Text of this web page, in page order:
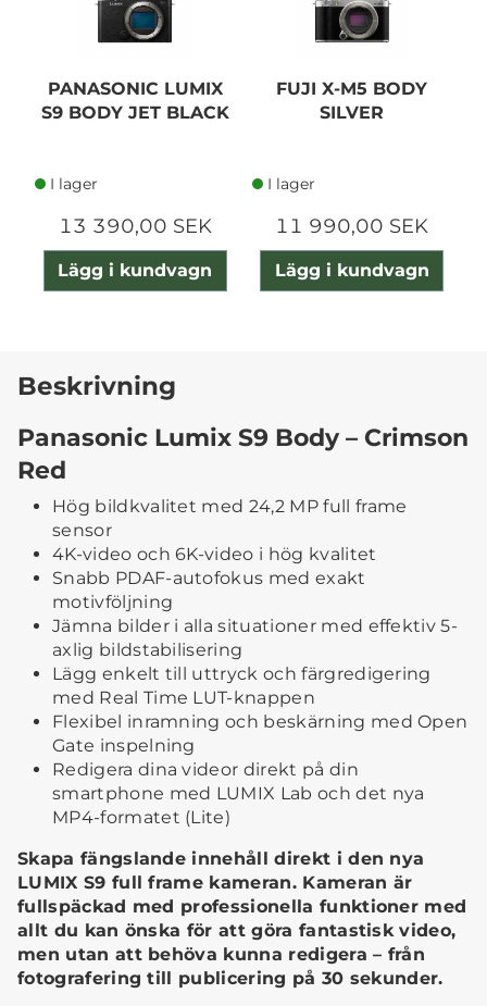
PANASONIC LUMIX
S9 BODY JET BLACK
I lager
13 390,00 SEK
Lägg i kundvagn
FUJI X-M5 BODY
SILVER
I lager
11 990,00 SEK
Lägg i kundvagn
Beskrivning
Panasonic Lumix S9 Body – Crimson
Red
Hög bildkvalitet med 24,2 MP full frame
sensor
4K-video och 6K-video i hög kvalitet
Snabb PDAF-autofokus med exakt
motivföljning
Jämna bilder i alla situationer med effektiv 5-
axlig bildstabilisering
Lägg enkelt till uttryck och färgredigering
med Real Time LUT-knappen
Flexibel inramning och beskärning med Open
Gate inspelning
Redigera dina videor direkt på din
smartphone med LUMIX Lab och det nya
MP4-formatet (Lite)
Skapa fängslande innehåll direkt i den nya
LUMIX S9 full frame kameran. Kameran är
fullspäckad med professionella funktioner med
allt du kan önska för att göra fantastisk video,
men utan att behöva kunna redigera – från
fotografering till publicering på 30 sekunder.